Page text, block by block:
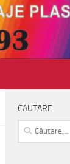
CAUTARE
Caută
după: